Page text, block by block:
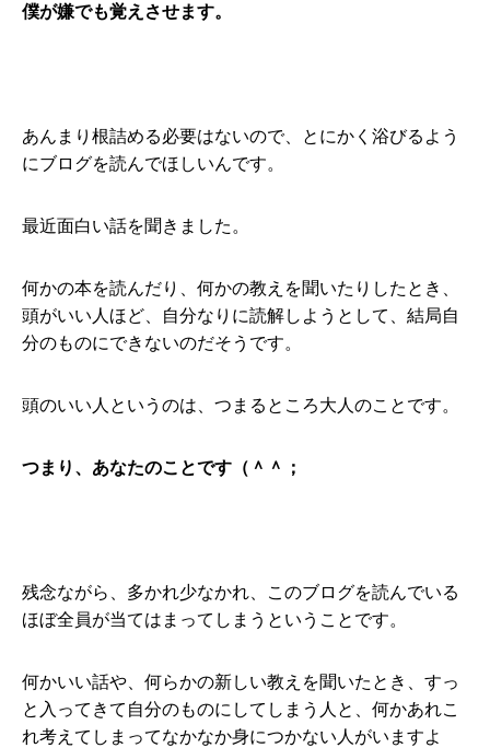
僕が嫌でも覚えさせます。
あんまり根詰める必要はないので、とにかく浴びるよう
にブログを読んでほしいんです。
最近面白い話を聞きました。
何かの本を読んだり、何かの教えを聞いたりしたとき、
頭がいい人ほど、自分なりに読解しようとして、結局自
分のものにできないのだそうです。
頭のいい人というのは、つまるところ大人のことです。
つまり、あなたのことです（＾＾；
残念ながら、多かれ少なかれ、このブログを読んでいる
ほぼ全員が当てはまってしまうということです。
何かいい話や、何らかの新しい教えを聞いたとき、すっ
と入ってきて自分のものにしてしまう人と、何かあれこ
れ考えてしまってなかなか身につかない人がいますよ